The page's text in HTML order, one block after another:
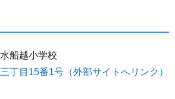
船越小学校
丁目15番1号（外部サイトへリンク）